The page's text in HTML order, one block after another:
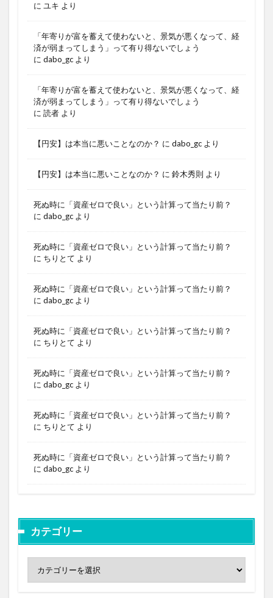
に ユキ より
「年寄りが富を蓄えて使わないと、景気が悪くなって、経
済が弱まってしまう」って有り得ないでしょう
に dabo_gc より
「年寄りが富を蓄えて使わないと、景気が悪くなって、経
済が弱まってしまう」って有り得ないでしょう
に 読者 より
【円安】は本当に悪いことなのか？ に dabo_gc より
【円安】は本当に悪いことなのか？ に 鈴木秀則 より
死ぬ時に「資産ゼロで良い」という計算って当たり前？
に dabo_gc より
死ぬ時に「資産ゼロで良い」という計算って当たり前？
に ちりとて より
死ぬ時に「資産ゼロで良い」という計算って当たり前？
に dabo_gc より
死ぬ時に「資産ゼロで良い」という計算って当たり前？
に ちりとて より
死ぬ時に「資産ゼロで良い」という計算って当たり前？
に dabo_gc より
死ぬ時に「資産ゼロで良い」という計算って当たり前？
に ちりとて より
死ぬ時に「資産ゼロで良い」という計算って当たり前？
に dabo_gc より
カテゴリー